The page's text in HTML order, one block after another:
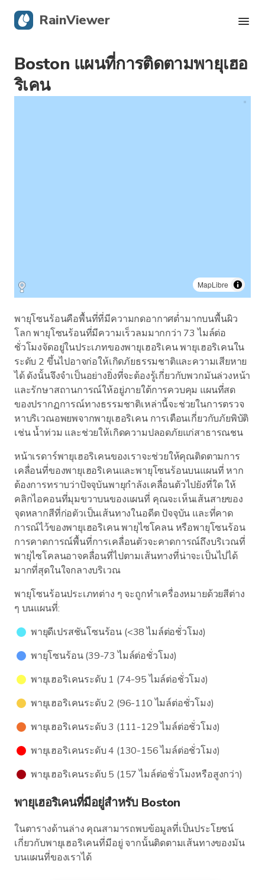
Boston แผนที่การติดตามพายุเฮอ
ริเคน
MapLibre
พายุโซนร้อนคือพื้นที่ที่มีความกดอากาศต่ำมากบนพื้นผิว
โลก พายุโซนร้อนที่มีความเร็วลมมากกว่า 73 ไมล์ต่อ
ชั่วโมงจัดอยู่ในประเภทของพายุเฮอริเคน พายุเฮอริเคนใน
ระดับ 2 ขึ้นไปอาจก่อให้เกิดภัยธรรมชาติและความเสียหาย
ได้ ดังนั้นจึงจำเป็นอย่างยิ่งที่จะต้องรู้เกี่ยวกับพวกมันล่วงหน้า
และรักษาสถานการณ์ให้อยู่ภายใต้การควบคุม แผนที่สด
ของปรากฏการณ์ทางธรรมชาติเหล่านี้จะช่วยในการตรวจ
หาบริเวณอพยพจากพายุเฮอริเคน การเตือนเกี่ยวกับภัยพิบัติ
เช่น น้ำท่วม และช่วยให้เกิดความปลอดภัยแก่สาธารณชน
หน้าเรดาร์พายุเฮอริเคนของเราจะช่วยให้คุณติดตามการ
เคลื่อนที่ของพายุเฮอริเคนและพายุโซนร้อนบนแผนที่ หาก
ต้องการทราบว่าปัจจุบันพายุกำลังเคลื่อนตัวไปยังที่ใด ให้
คลิกไอคอนที่มุมขวาบนของแผนที่ คุณจะเห็นเส้นสายของ
จุดหลากสีที่ก่อตัวเป็นเส้นทางในอดีต ปัจจุบัน และที่คาด
การณ์ไว้ของพายุเฮอริเคน พายุไซโคลน หรือพายุโซนร้อน
การคาดการณ์พื้นที่การเคลื่อนตัวจะคาดการณ์ถึงบริเวณที่
พายุไซโคลนอาจคลื่อนที่ไปตามเส้นทางที่น่าจะเป็นไปได้
มากที่สุดในใจกลางบริเวณ
พายุโซนร้อนประเภทต่าง ๆ จะถูกทำเครื่องหมายด้วยสีต่าง
ๆ บนแผนที่:
พายุดีเปรสชันโซนร้อน (<38 ไมล์ต่อชั่วโมง)
พายุโซนร้อน (39-73 ไมล์ต่อชั่วโมง)
พายุเฮอริเคนระดับ 1 (74-95 ไมล์ต่อชั่วโมง)
พายุเฮอริเคนระดับ 2 (96-110 ไมล์ต่อชั่วโมง)
พายุเฮอริเคนระดับ 3 (111-129 ไมล์ต่อชั่วโมง)
พายุเฮอริเคนระดับ 4 (130-156 ไมล์ต่อชั่วโมง)
พายุเฮอริเคนระดับ 5 (157 ไมล์ต่อชั่วโมงหรือสูงกว่า)
พายุเฮอริเคนที่มีอยู่สำหรับ Boston
ในตารางด้านล่าง คุณสามารถพบข้อมูลที่เป็นประโยชน์
เกี่ยวกับพายุเฮอริเคนที่มีอยู่ จากนั้นติดตามเส้นทางของมัน
บนแผนที่ของเราได้
RainViewer
เรดาร์สด
การติดตามพายุเฮอริเคน